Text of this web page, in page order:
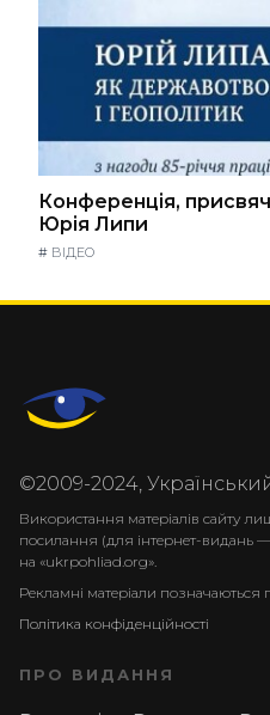
Конференція,
Юрія Липи
# ВІДЕО
©2009-2024,
Використання матеріалів сайту
посилання (для інтернет-видань
на «ukrpohliad.org».
Рекламні матеріали позначаються
Політика конфіденційності
ПРО ВИДАННЯ